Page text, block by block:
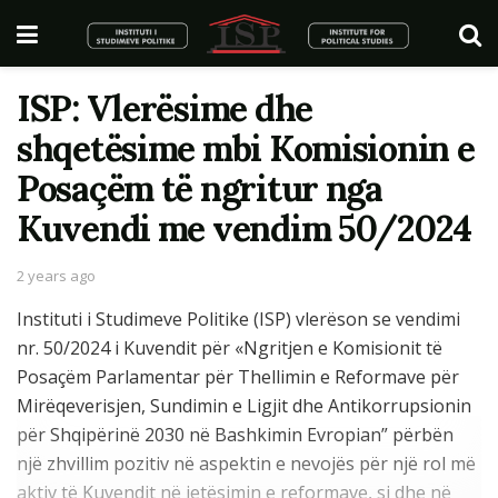
ISP: Vlerësime dhe
shqetësime mbi Komisionin e
Posaçëm të ngritur nga
Kuvendi me vendim 50/2024
2 years ago
Instituti i Studimeve Politike (ISP) vlerëson se vendimi
nr. 50/2024 i Kuvendit për «Ngritjen e Komisionit të
Posaçëm Parlamentar për Thellimin e Reformave për
Mirëqeverisjen, Sundimin e Ligjit dhe Antikorrupsionin
për Shqipërinë 2030 në Bashkimin Evropian” përbën
një zhvillim pozitiv në aspektin e nevojës për një rol më
aktiv të Kuvendit në jetësimin e reformave, si dhe në